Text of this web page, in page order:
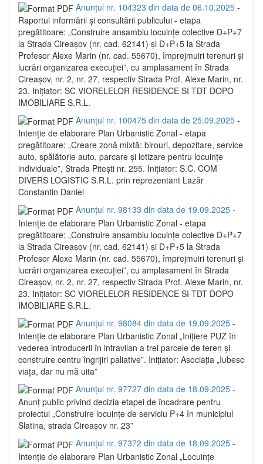
Anunțul nr. 104323 din data de 06.10.2025 -
Raportul informării și consultării publicului - etapa
pregătitoare: „Construire ansamblu locuințe colective D+P+7
la Strada Cireașov (nr. cad. 62141) și D+P+5 la Strada
Profesor Alexe Marin (nr. cad. 55670), împrejmuiri terenuri și
lucrări organizarea execuției”, cu amplasament în Strada
Cireașov, nr. 2, nr. 27, respectiv Strada Prof. Alexe Marin, nr.
23. Inițiator: SC VIORELELOR RESIDENCE SI TDT DOPO
IMOBILIARE S.R.L.
Anunțul nr. 100475 din data de 25.09.2025 -
Intenție de elaborare Plan Urbanistic Zonal - etapa
pregătitoare: „Creare zonă mixtă: birouri, depozitare, service
auto, spălătorie auto, parcare și lotizare pentru locuințe
individuale”, Strada Pitești nr. 255. Inițiator: S.C. COM
DIVERS LOGISTIC S.R.L. prin reprezentant Lazăr
Constantin Daniel
Anunțul nr. 98133 din data de 19.09.2025 -
Intenție de elaborare Plan Urbanistic Zonal - etapa
pregătitoare: „Construire ansamblu locuințe colective D+P+7
la Strada Cireașov (nr. cad. 62141) și D+P+5 la Strada
Profesor Alexe Marin (nr. cad. 55670), împrejmuiri terenuri și
lucrări organizarea execuției”, cu amplasament în Strada
Cireașov, nr. 2, nr. 27, respectiv Strada Prof. Alexe Marin, nr.
23. Inițiator: SC VIORELELOR RESIDENCE SI TDT DOPO
IMOBILIARE S.R.L.
Anunțul nr. 98084 din data de 19.09.2025 -
Intenție de elaborare Plan Urbanistic Zonal „Inițiere PUZ în
vederea introducerii în intravilan a trei parcele de teren și
construire centru îngrijiri paliative”. Inițiator: Asociația „Iubesc
viața, dar nu mă uita”
Anunțul nr. 97727 din data de 18.09.2025 -
Anunț public privind decizia etapei de încadrare pentru
proiectul „Construire locuințe de serviciu P+4 în municipiul
Slatina, strada Cireașov nr. 23”
Anunțul nr. 97372 din data de 18.09.2025 -
Intenție de elaborare Plan Urbanistic Zonal „Locuințe